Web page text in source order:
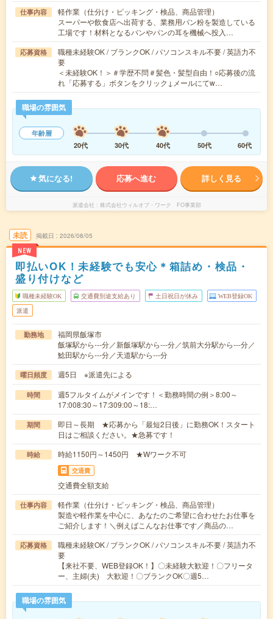
仕事内容
軽作業（仕分け・ピッキング・検品、商品管理）
スーパーや飲食店へ出荷する、業務用パン粉を製造している
工場です！材料となるパンやパンの耳を機械へ投入…
応募資格
職種未経験OK / ブランクOK / パソコンスキル不要 / 英語力不
要
＜未経験OK！＞＃学歴不問＃髪色・髪型自由！○応募後の流
れ「応募する」ボタンをクリック↓メールにてw…
職場の雰囲気
年齢層
20代
30代 40代 50代 60代
気になる! 応募へ進む 詳しく見る
派遣会社 株式会社ウィルオブ・ワーク FO事業部
未読
NEW
掲載日 2026/08/05
即払いOK！未経験でも安心＊箱詰め・検品・
盛り付けなど
職種未経験OK 交通費別途支給あり 土日祝日が休み WEB登録OK
派遣
勤務地
福岡県飯塚市
飯塚駅から---分／新飯塚駅から---分／筑前大分駅から---分／
鯰田駅から---分／天道駅から---分
曜日頻度 週5日 ※派遣先による
時間
週5フルタイムがメインです！＜勤務時間の例＞8:00～
17:008:30～17:309:00～18:…
期間
即日～長期 ★応募から「最短2日後」に勤務OK！スタート
日はご相談ください。★急募です！
時給 時給1150円～1450円 ★Wワーク不可
交通費
交通費全額支給
仕事内容
軽作業（仕分け・ピッキング・検品、商品管理）
製造や軽作業を中心に、あなたのご希望に合わせたお仕事を
ご紹介します！＼例えばこんなお仕事です／商品の…
応募資格
職種未経験OK / ブランクOK / パソコンスキル不要 / 英語力不
要
【来社不要、WEB登録OK！】〇未経験大歓迎！〇フリータ
ー、主婦(夫) 大歓迎！〇ブランクOK〇週5…
職場の雰囲気